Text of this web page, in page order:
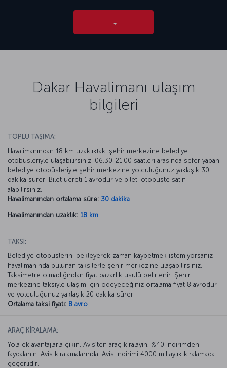
Dakar Havalimanı ulaşım
bilgileri
TOPLU TAŞIMA:
Havalimanından 18 km uzaklıktaki şehir merkezine belediye
otobüsleriyle ulaşabilirsiniz. 06.30-21.00 saatleri arasında sefer yapan
belediye otobüsleriyle şehir merkezine yolculuğunuz yaklaşık 30
dakika sürer. Bilet ücreti 1 avrodur ve bileti otobüste satın
alabilirsiniz.
Havalimanından ortalama süre: 30 dakika
Havalimanından uzaklık: 18 km
TAKSİ:
Belediye otobüslerini bekleyerek zaman kaybetmek istemiyorsanız
havalimanında bulunan taksilerle şehir merkezine ulaşabilirsiniz.
Taksimetre olmadığından fiyat pazarlık usulü belirlenir. Şehir
merkezine taksiyle ulaşım için ödeyeceğiniz ortalama fiyat 8 avrodur
ve yolculuğunuz yaklaşık 20 dakika sürer.
Ortalama taksi fiyatı: 8 avro
ARAÇ KİRALAMA:
Yola ek avantajlarla çıkın. Avis’ten araç kiralayın, %40 indirimden
faydalanın. Avis kiralamalarında. Avis indirimi 4000 mil aylık kiralamada
geçerlidir.